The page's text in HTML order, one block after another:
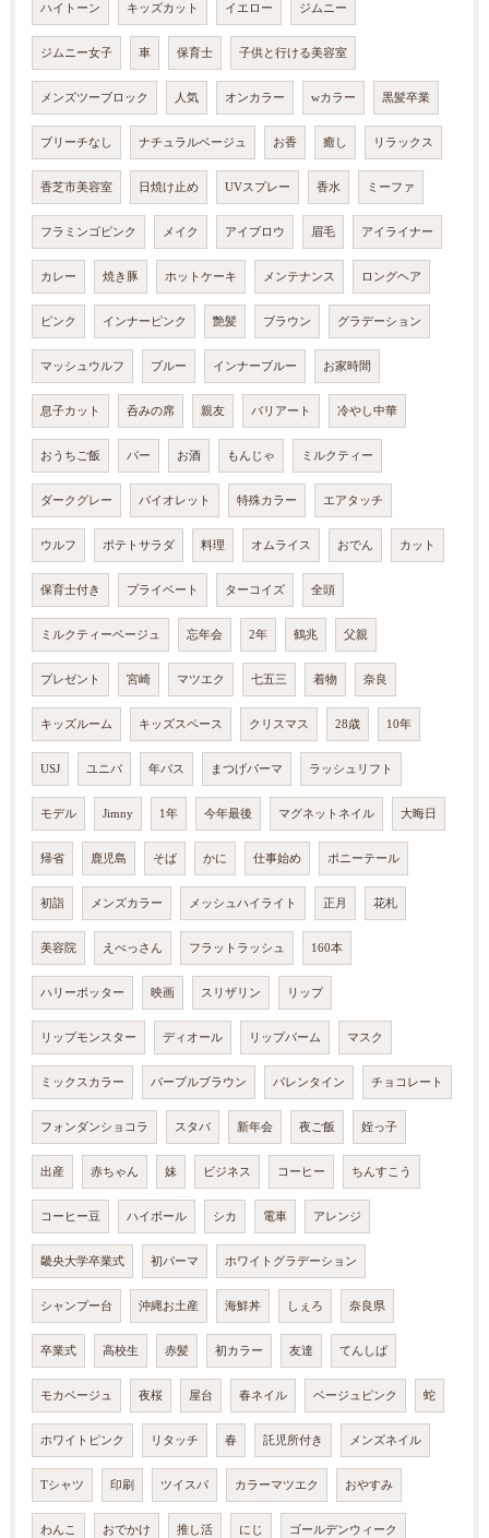
ハイトーン キッズカット イエロー ジムニー
ジムニー女子 車 保育士 子供と行ける美容室
メンズツーブロック 人気 オンカラー wカラー 黒髪卒業
ブリーチなし ナチュラルベージュ お香 癒し リラックス
香芝市美容室 日焼け止め UVスプレー 香水 ミーファ
フラミンゴピンク メイク アイブロウ 眉毛 アイライナー
カレー 焼き豚 ホットケーキ メンテナンス ロングヘア
ピンク インナーピンク 艶髪 ブラウン グラデーション
マッシュウルフ ブルー インナーブルー お家時間
息子カット 呑みの席 親友 バリアート 冷やし中華
おうちご飯 バー お酒 もんじゃ ミルクティー
ダークグレー バイオレット 特殊カラー エアタッチ
ウルフ ポテトサラダ 料理 オムライス おでん カット
保育士付き プライベート ターコイズ 全頭
ミルクティーベージュ 忘年会 2年 鶴兆 父親
プレゼント 宮崎 マツエク 七五三 着物 奈良
キッズルーム キッズスペース クリスマス 28歳 10年
USJ ユニバ 年パス まつげパーマ ラッシュリフト
モデル Jimny 1年 今年最後 マグネットネイル 大晦日
帰省 鹿児島 そば かに 仕事始め ポニーテール
初詣 メンズカラー メッシュハイライト 正月 花札
美容院 えべっさん フラットラッシュ 160本
ハリーポッター 映画 スリザリン リップ
リップモンスター ディオール リップバーム マスク
ミックスカラー パープルブラウン バレンタイン チョコレート
フォンダンショコラ スタバ 新年会 夜ご飯 姪っ子
出産 赤ちゃん 妹 ビジネス コーヒー ちんすこう
コーヒー豆 ハイボール シカ 電車 アレンジ
畿央大学卒業式 初パーマ ホワイトグラデーション
シャンプー台 沖縄お土産 海鮮丼 しぇろ 奈良県
卒業式 高校生 赤髪 初カラー 友達 てんしば
モカベージュ 夜桜 屋台 春ネイル ベージュピンク 蛇
ホワイトピンク リタッチ 春 託児所付き メンズネイル
Tシャツ 印刷 ツイスパ カラーマツエク おやすみ
わんこ おでかけ 推し活 にじ ゴールデンウィーク